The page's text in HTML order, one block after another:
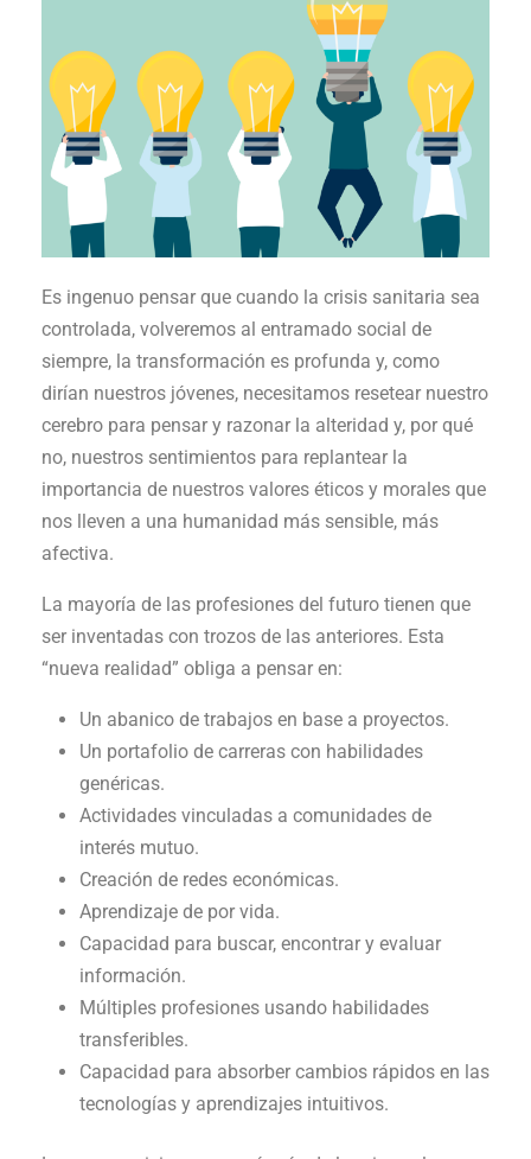
Es ingenuo pensar que cuando la crisis sanitaria sea
controlada, volveremos al entramado social de
siempre, la transformación es profunda y, como
dirían nuestros jóvenes, necesitamos resetear nuestro
cerebro para pensar y razonar la alteridad y, por qué
no, nuestros sentimientos para replantear la
importancia de nuestros valores éticos y morales que
nos lleven a una humanidad más sensible, más
afectiva.
La mayoría de las profesiones del futuro tienen que
ser inventadas con trozos de las anteriores. Esta
“nueva realidad” obliga a pensar en:
Un abanico de trabajos en base a proyectos.
Un portafolio de carreras con habilidades
genéricas.
Actividades vinculadas a comunidades de
interés mutuo.
Creación de redes económicas.
Aprendizaje de por vida.
Capacidad para buscar, encontrar y evaluar
información.
Múltiples profesiones usando habilidades
transferibles.
Capacidad para absorber cambios rápidos en las
tecnologías y aprendizajes intuitivos.